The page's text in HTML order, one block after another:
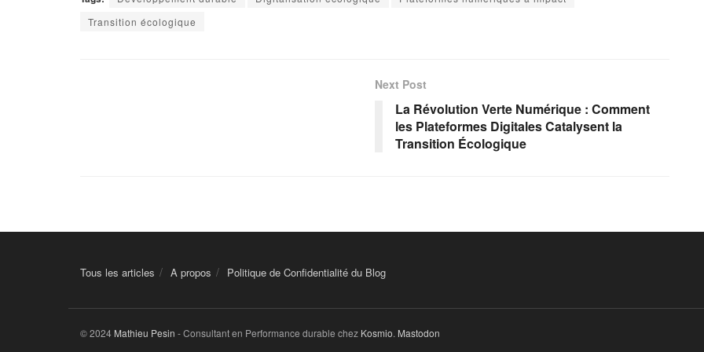
Transition écologique
Next Post
La Révolution Verte Numérique : Comment
les Plateformes Digitales Catalysent la
Transition Écologique
Tous les articles A propos Politique de Confidentialité du Blog
© 2024 Mathieu Pesin - Consultant en Performance durable chez Kosmio. Mastodon